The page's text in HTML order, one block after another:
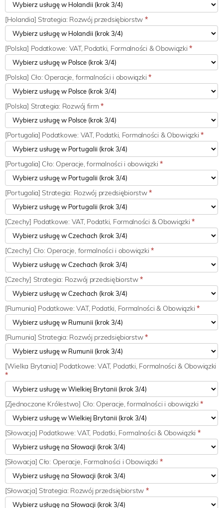
[Holandia] Strategia: Rozwój przedsiębiorstw *
[Polska] Podatkowe: VAT, Podatki, Formalności & Obowiązki*
[Polska] Cło: Operacje, formalności i obowiązki*
[Polska] Strategia: Rozwój firm*
[Portugalia] Podatkowe: VAT, Podatki, Formalności & Obowiązki*
[Portugalia] Cło: Operacje, formalności i obowiązki*
[Portugalia] Strategia: Rozwój przedsiębiorstw*
[Czechy] Podatkowe: VAT, Podatki, Formalności & Obowiązki*
[Czechy] Cło: Operacje, formalności i obowiązki*
[Czechy] Strategia: Rozwój przedsiębiorstw*
[Rumunia] Podatkowe: VAT, Podatki, Formalności & Obowiązki*
[Rumunia] Strategia: Rozwój przedsiębiorstw*
[Wielka Brytania] Podatkowe: VAT, Podatki, Formalności & Obowiązki
*
[Zjednoczone Królestwo] Cło: Operacje, formalności i obowiązki*
[Słowacja] Podatkowe: VAT, Podatki, Formalności & Obowiązki *
[Słowacja] Cło: Operacje, Formalności i Obowiązki *
[Słowacja] Strategia: Rozwój przedsiębiorstw *